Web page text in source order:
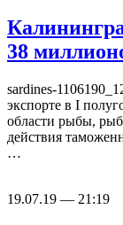
38
sardines-
экспорте в I
области рыбы,
действия
…
19.07.19 — 21:19